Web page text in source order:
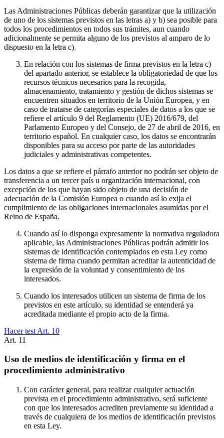
Las Administraciones Públicas deberán garantizar que la utilización
de uno de los sistemas previstos en las letras a) y b) sea posible para
todos los procedimientos en todos sus trámites, aun cuando
adicionalmente se permita alguno de los previstos al amparo de lo
dispuesto en la letra c).
En relación con los sistemas de firma previstos en la letra c)
del apartado anterior, se establece la obligatoriedad de que los
recursos técnicos necesarios para la recogida,
almacenamiento, tratamiento y gestión de dichos sistemas se
encuentren situados en territorio de la Unión Europea, y en
caso de tratarse de categorías especiales de datos a los que se
refiere el artículo 9 del Reglamento (UE) 2016/679, del
Parlamento Europeo y del Consejo, de 27 de abril de 2016, en
territorio español. En cualquier caso, los datos se encontrarán
disponibles para su acceso por parte de las autoridades
judiciales y administrativas competentes.
Los datos a que se refiere el párrafo anterior no podrán ser objeto de
transferencia a un tercer país u organización internacional, con
excepción de los que hayan sido objeto de una decisión de
adecuación de la Comisión Europea o cuando así lo exija el
cumplimiento de las obligaciones internacionales asumidas por el
Reino de España.
Cuando así lo disponga expresamente la normativa reguladora
aplicable, las Administraciones Públicas podrán admitir los
sistemas de identificación contemplados en esta Ley como
sistema de firma cuando permitan acreditar la autenticidad de
la expresión de la voluntad y consentimiento de los
interesados.
Cuando los interesados utilicen un sistema de firma de los
previstos en este artículo, su identidad se entenderá ya
acreditada mediante el propio acto de la firma.
Hacer test Art. 10
Art. 11
Uso de medios de identificación y firma en el
procedimiento administrativo
Con carácter general, para realizar cualquier actuación
prevista en el procedimiento administrativo, será suficiente
con que los interesados acrediten previamente su identidad a
través de cualquiera de los medios de identificación previstos
en esta Ley.